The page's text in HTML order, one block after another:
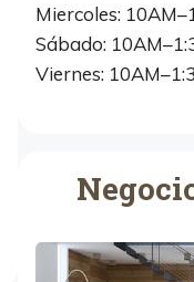
Miercoles:
Sábado:
Viernes: